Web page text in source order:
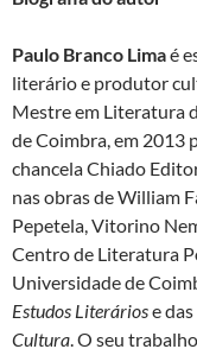
Paulo Branco Limaé
literário e produtor
Mestre em Literatura
de Coimbra, em 2013
chancela Chiado
nas obras de William
Pepetela, Vitorino
Centro de Literatura
Universidade de
Estudos Literáriose
Cultura. O seu